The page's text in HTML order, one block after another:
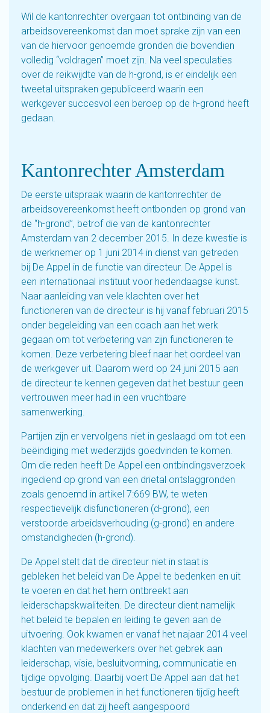
Wil de kantonrechter overgaan tot ontbinding van de
arbeidsovereenkomst dan moet sprake zijn van een
van de hiervoor genoemde gronden die bovendien
volledig “voldragen” moet zijn. Na veel speculaties
over de reikwijdte van de h-grond, is er eindelijk een
tweetal uitspraken gepubliceerd waarin een
werkgever succesvol een beroep op de h-grond heeft
gedaan.
Kantonrechter Amsterdam
De eerste uitspraak waarin de kantonrechter de
arbeidsovereenkomst heeft ontbonden op grond van
de “h-grond”, betrof die van de kantonrechter
Amsterdam van 2 december 2015. In deze kwestie is
de werknemer op 1 juni 2014 in dienst van getreden
bij De Appel in de functie van directeur. De Appel is
een internationaal instituut voor hedendaagse kunst.
Naar aanleiding van vele klachten over het
functioneren van de directeur is hij vanaf februari 2015
onder begeleiding van een coach aan het werk
gegaan om tot verbetering van zijn functioneren te
komen. Deze verbetering bleef naar het oordeel van
de werkgever uit. Daarom werd op 24 juni 2015 aan
de directeur te kennen gegeven dat het bestuur geen
vertrouwen meer had in een vruchtbare
samenwerking.
Partijen zijn er vervolgens niet in geslaagd om tot een
beëindiging met wederzijds goedvinden te komen.
Om die reden heeft De Appel een ontbindingsverzoek
ingediend op grond van een drietal ontslaggronden
zoals genoemd in artikel 7:669 BW, te weten
respectievelijk disfunctioneren (d-grond), een
verstoorde arbeidsverhouding (g-grond) en andere
omstandigheden (h-grond).
De Appel stelt dat de directeur niet in staat is
gebleken het beleid van De Appel te bedenken en uit
te voeren en dat het hem ontbreekt aan
leiderschapskwaliteiten. De directeur dient namelijk
het beleid te bepalen en leiding te geven aan de
uitvoering. Ook kwamen er vanaf het najaar 2014 veel
klachten van medewerkers over het gebrek aan
leiderschap, visie, besluitvorming, communicatie en
tijdige opvolging. Daarbij voert De Appel aan dat het
bestuur de problemen in het functioneren tijdig heeft
onderkend en dat zij heeft aangespoord